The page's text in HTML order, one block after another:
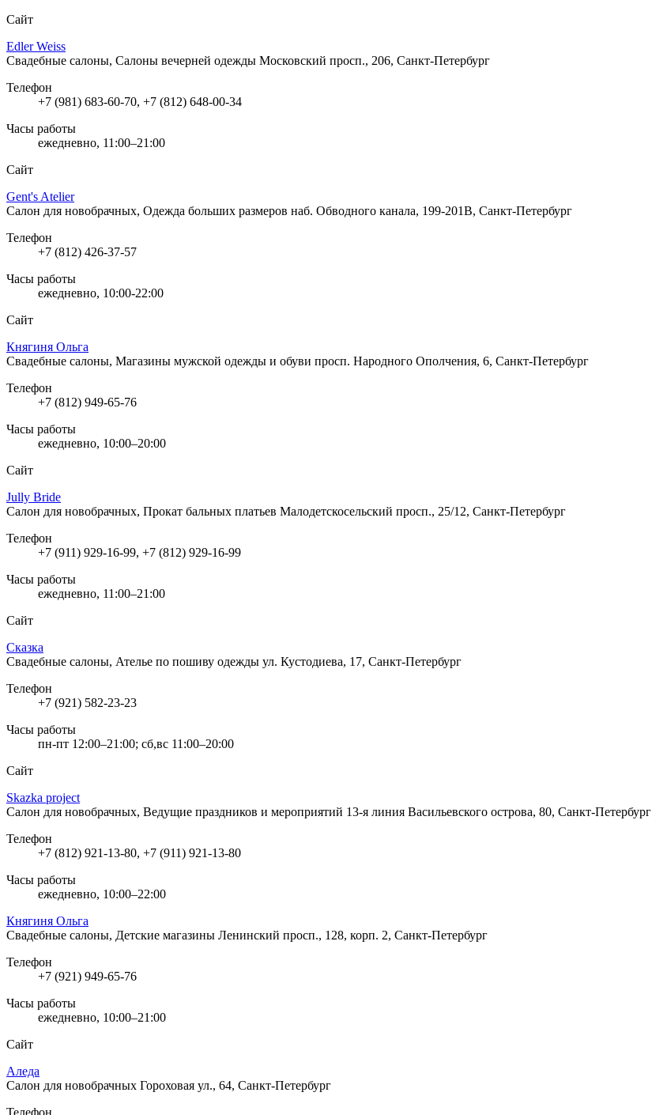
Сайт
Edler Weiss
Свадебные салоны, Салоны вечерней одежды Московский просп., 206, Санкт-Петербург
Телефон
+7 (981) 683-60-70, +7 (812) 648-00-34
Часы работы
ежедневно, 11:00–21:00
Сайт
Gent's Atelier
Салон для новобрачных, Одежда больших размеров наб. Обводного канала, 199-201В, Санкт-Петербург
Телефон
+7 (812) 426-37-57
Часы работы
ежедневно, 10:00-22:00
Сайт
Княгиня Ольга
Свадебные салоны, Магазины мужской одежды и обуви просп. Народного Ополчения, 6, Санкт-Петербург
Телефон
+7 (812) 949-65-76
Часы работы
ежедневно, 10:00–20:00
Сайт
Jully Bride
Салон для новобрачных, Прокат бальных платьев Малодетскосельский просп., 25/12, Санкт-Петербург
Телефон
+7 (911) 929-16-99, +7 (812) 929-16-99
Часы работы
ежедневно, 11:00–21:00
Сайт
Сказка
Свадебные салоны, Ателье по пошиву одежды ул. Кустодиева, 17, Санкт-Петербург
Телефон
+7 (921) 582-23-23
Часы работы
пн-пт 12:00–21:00; сб,вс 11:00–20:00
Сайт
Skazka project
Салон для новобрачных, Ведущие праздников и мероприятий 13-я линия Васильевского острова, 80, Санкт-Петербург
Телефон
+7 (812) 921-13-80, +7 (911) 921-13-80
Часы работы
ежедневно, 10:00–22:00
Княгиня Ольга
Свадебные салоны, Детские магазины Ленинский просп., 128, корп. 2, Санкт-Петербург
Телефон
+7 (921) 949-65-76
Часы работы
ежедневно, 10:00–21:00
Сайт
Аледа
Салон для новобрачных Гороховая ул., 64, Санкт-Петербург
Телефон